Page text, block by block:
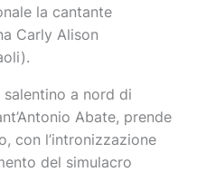
la cantante
Carly Alison
a nord di
Abate, prende
con l’intronizzazione
del simulacro